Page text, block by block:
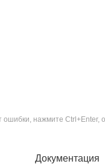
нажмите Ctrl+Enter,
Документация